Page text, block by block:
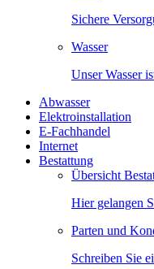
Sichere
Wasser
Unser Wasser
Abwasser
Elektroinstallation
E-Fachhandel
Internet
Bestattung
Übersicht
Hier gelangen
Parten und
Schreiben Sie